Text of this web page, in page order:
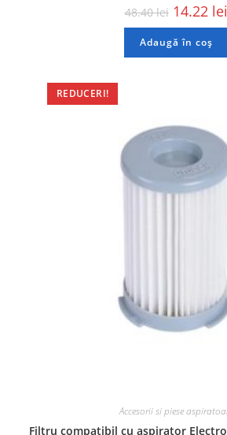
48.40lei 14.22 lei
Adaugă în coș
REDUCERI!
Accesorii si piese
Filtru compatibil cu aspirator